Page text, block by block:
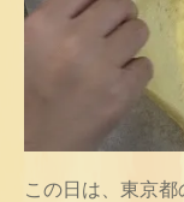
この日は、東京